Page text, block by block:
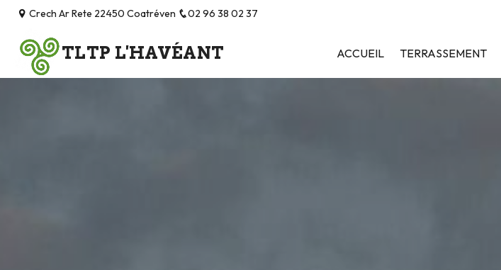
Crech Ar Rete 22450 Coatréven 02 96 38 02 37
TLTP L'HAVÉANT ACCUEIL TERRASSEMENT
Panneau de gestion des cookies